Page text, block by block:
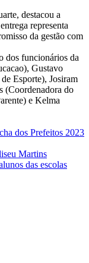
destacou a
representa
da gestão com
dos funcionários da
Gustavo
Esporte), Josiram
(Coordenadora do
e Kelma
dos Prefeitos 2023
Martins
das escolas